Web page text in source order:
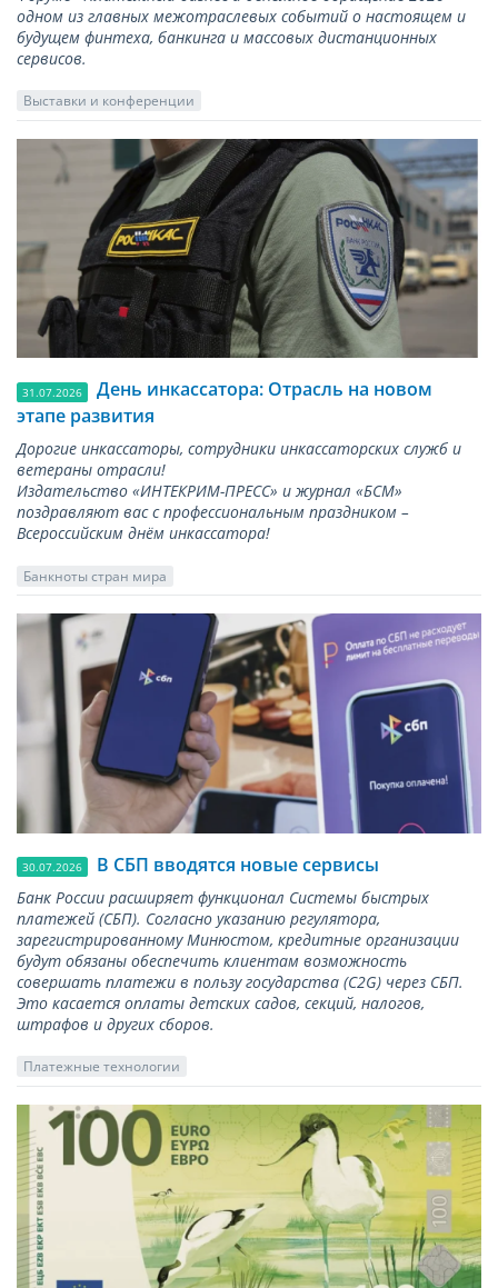
одном из главных межотраслевых событий о настоящем и
будущем финтеха, банкинга и массовых дистанционных
сервисов.
Выставки и конференции
31.07.2026
День инкассатора: Отрасль на новом
этапе развития
Дорогие инкассаторы, сотрудники инкассаторских служб и
ветераны отрасли!
Издательство «ИНТЕКРИМ-ПРЕСС» и журнал «БСМ»
поздравляют вас с профессиональным праздником –
Всероссийским днём инкассатора!
Банкноты стран мира
30.07.2026 В СБП вводятся новые сервисы
Банк России расширяет функционал Системы быстрых
платежей (СБП). Согласно указанию регулятора,
зарегистрированному Минюстом, кредитные организации
будут обязаны обеспечить клиентам возможность
совершать платежи в пользу государства (С2G) через СБП.
Это касается оплаты детских садов, секций, налогов,
штрафов и других сборов.
Платежные технологии